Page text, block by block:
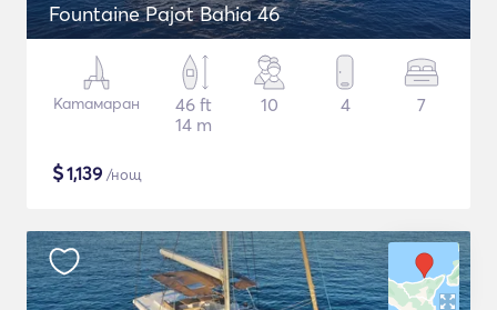
Fountaine Pajot Bahia 46
Катамаран
46 ft
14 m
10 4 7
$1,139 /нощ